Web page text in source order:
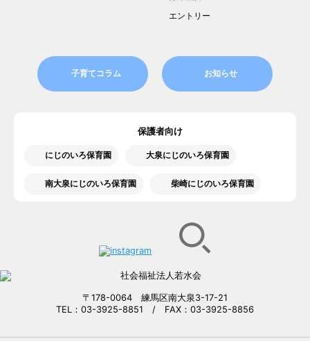
エントリー
子育てコラム お知らせ
保護者向け
にじのいろ保育園 大泉にじのいろ保育園
南大泉にじのいろ保育園 柴崎にじのいろ保育園
〒178-0064 練馬区南大泉3-17-21
TEL：03-3925-8851 / FAX：03-3925-8856